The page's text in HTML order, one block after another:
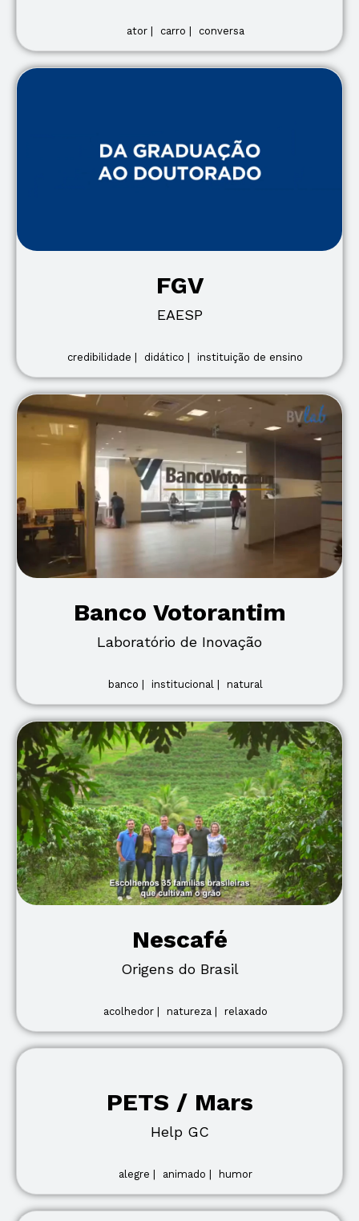
ator | carro | conversa
FGV
EAESP
credibilidade | didático | instituição de ensino
Banco Votorantim
Laboratório de Inovação
banco | institucional | natural
Nescafé
Origens do Brasil
acolhedor | natureza | relaxado
PETS / Mars
Help GC
alegre | animado | humor